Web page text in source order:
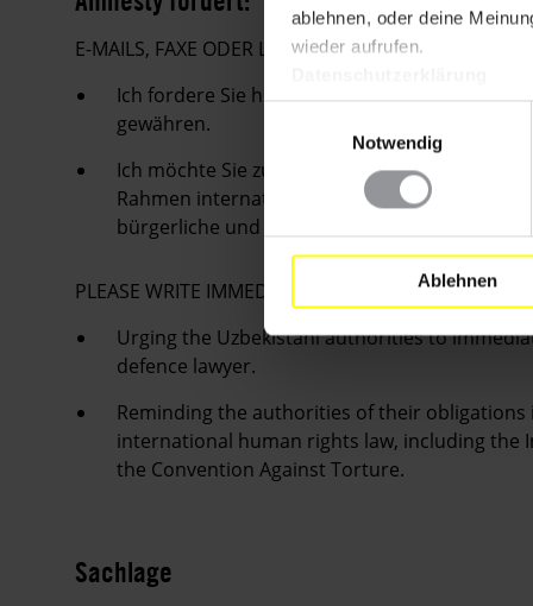
ablehnen, oder deine
wieder aufrufen.
Notwendig
Ablehnen
E-MAILS, FAXE ODER LUFTPOSTBRIEFE MIT
Ich fordere Sie höflich auf, Sergei Naumovs
gewähren.
Ich möchte Sie zudem hinsichtlich der
Rahmen internationaler
bürgerliche und politische Rechte sowie die
PLEASE WRITE IMMEDIATELY
Urging the Uzbekistani authorities to
defence lawyer.
Reminding the authorities of their
international human rights law, including the
the Convention Against Torture.
Sachlage